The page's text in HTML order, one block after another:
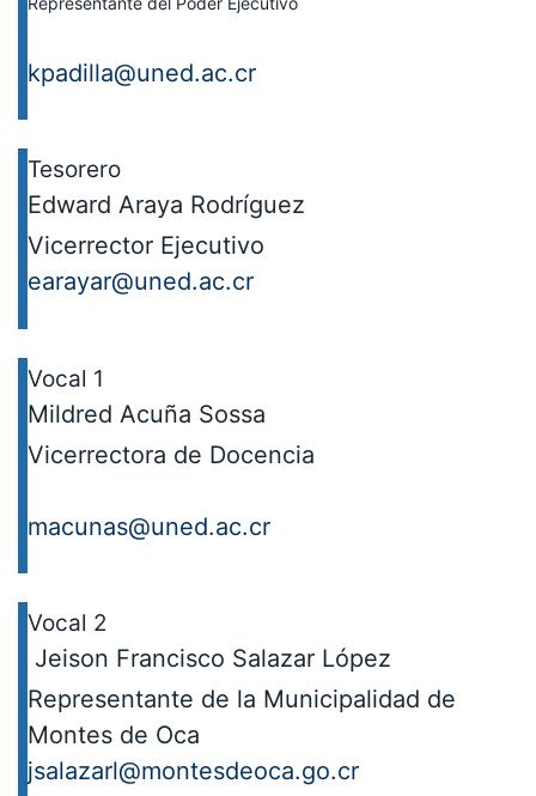
kpadilla@uned.ac.cr
Tesorero
Edward Araya Rodríguez
Vicerrector Ejecutivo
earayar@uned.ac.cr
Vocal 1
Mildred Acuña Sossa
Vicerrectora de Docencia
macunas@uned.ac.cr
Vocal 2
Jeison Francisco Salazar López
Representante de la Municipalidad de
Montes de Oca
jsalazarl@montesdeoca.go.cr